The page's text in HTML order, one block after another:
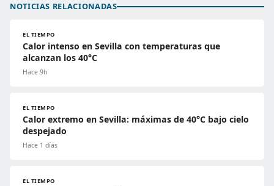
NOTICIAS RELACIONADAS
EL TIEMPO
Calor intenso en Sevilla con temperaturas que
alcanzan los 40°C
Hace 9h
EL TIEMPO
Calor extremo en Sevilla: máximas de 40°C bajo cielo
despejado
Hace 1 días
EL TIEMPO